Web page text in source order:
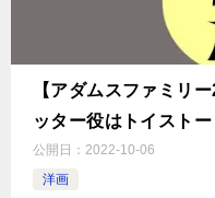
【アダムスファミリ
ッター役はトイストー
公開日： 2022-10-06
洋画